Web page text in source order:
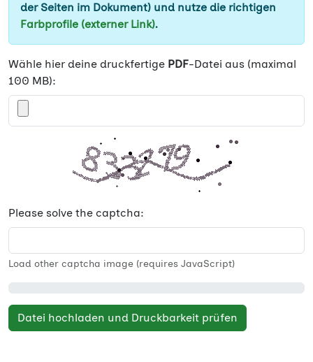
der Seiten im Dokument) und nutze die richtigen
Farbprofile (externer Link).
Wähle hier deine druckfertige PDF-Datei aus (maximal
100 MB):
Please solve the captcha:
Load other captcha image (requires JavaScript)
Datei hochladen und Druckbarkeit prüfen